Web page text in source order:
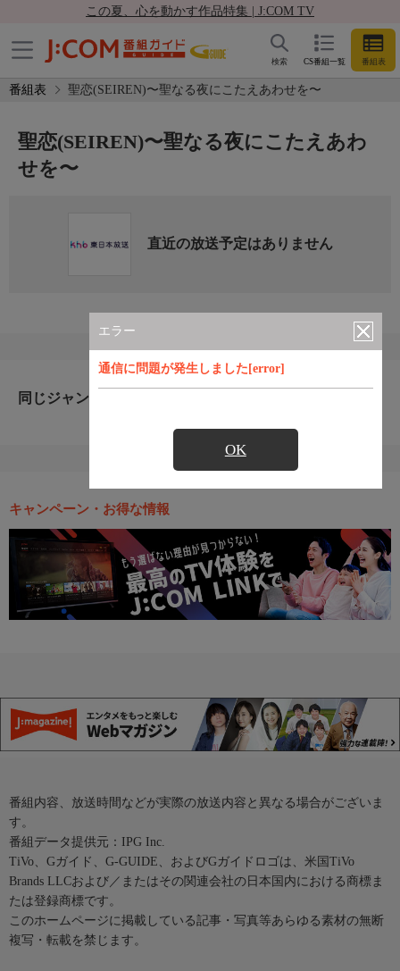
この夏、心を動かす作品特集 | J:COM TV
CS番組一覧 番組表
検索
番組表 聖恋(SEIREN)〜聖なる夜にこたえあわせを〜
エラー
通信に問題が発生しました[error]
OK
聖恋(SEIREN)〜聖なる夜にこたえあわ
せを〜
直近の放送予定はありません
同じジャンルのおすすめ番組
キャンペーン・お得な情報
番組内容、放送時間などが実際の放送内容と異なる場合がございま
す。
番組データ提供元：IPG Inc.
TiVo、Gガイド、G-GUIDE、およびGガイドロゴは、米国TiVo
Brands LLCおよび／またはその関連会社の日本国内における商標ま
たは登録商標です。
このホームページに掲載している記事・写真等あらゆる素材の無断
複写・転載を禁じます。